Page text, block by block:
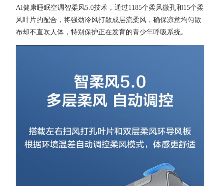
AI健康睡眠空调智柔风5.0技术，通过1185个柔风微孔和15个柔
风叶片的配合，将强劲冷风打散成层流柔风，确保凉意均匀散
布却不直吹人体，特别保护正在发育的青少年呼吸系统。